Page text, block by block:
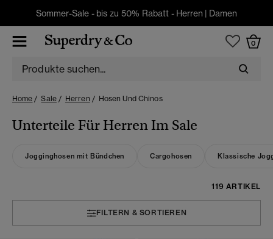
Sommer-Sale - bis zu 50% Rabatt - Herren | Damen
0
Home Sale Herren Hosen Und Chinos
Unterteile Für Herren Im Sale
Jogginghosen mit Bündchen Cargohosen Klassische
119 ARTIKEL
FILTERN & SORTIEREN